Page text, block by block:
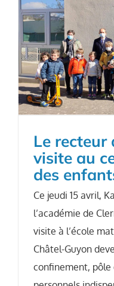
Le recteur
visite au
des
Ce jeudi 15 avril,
l’académie de
visite à l’école
Châtel-Guyon
confinement, pôle